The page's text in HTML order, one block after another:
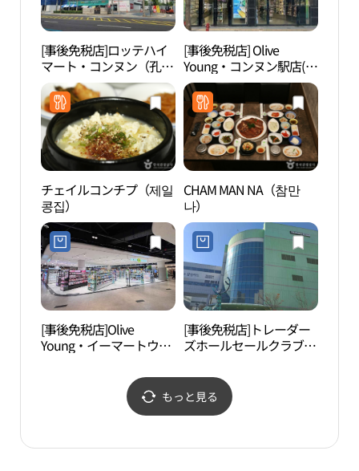
[事後免税店]ロッテハイ
マート・コンヌン（孔
陵）店(롯데하이마트 공
릉점)
[事後免税店] Olive
Young・コンヌン駅店(올
리브영 공릉역점)
チェイルコンチプ（제일
콩집）
CHAM MAN NA（참만
나）
[事後免税店]Olive
Young・イーマートウォ
[事後免税店]トレーダー
ズホールセールクラブ・
레이더스 홀세일 클럽 월
계점)
もっと見る